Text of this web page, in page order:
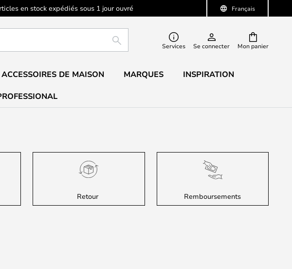
Français
en stock expédiés sous 1 jour ouvré
Mon panier
RECHERCHERServices Se connecter
ACCESSOIRES DE MAISON MARQUES INSPIRATION
Retour Remboursements